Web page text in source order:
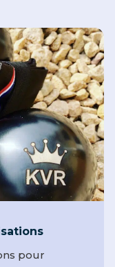
pour